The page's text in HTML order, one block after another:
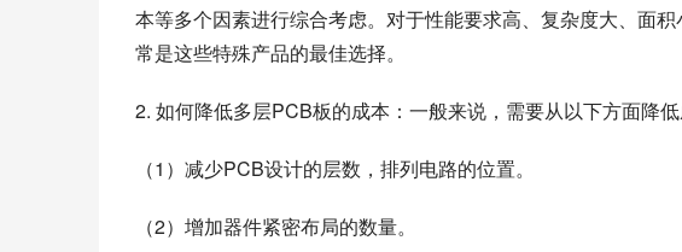
本等多个因素进行综合考虑。对于性能要求高、复杂度大、面
常是这些特殊产品的最佳选择。
2. 如何降低多层PCB板的成本：一般来说，需要从以下方面降低
（1）减少PCB设计的层数，排列电路的位置。
（2）增加器件紧密布局的数量。